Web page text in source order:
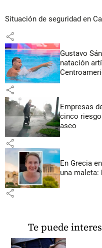
Situación de seguridad en
share
Gustavo
natación
share
Empresas
cinco
aseo
share
En Grecia
una maleta:
share
Te puede